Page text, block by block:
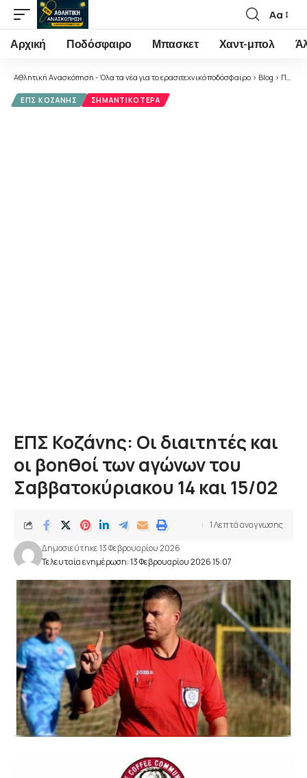
Font
Resizer
Αα
Αρχική Ποδόσφαιρο Μπασκετ Χαντ-μπολ
Αθλητική Ανασκόπηση - Όλα τα νέα για το ερασιτεχνικό ποδόσφαιρο > Blog > Ποδόσφαιρο
ΕΠΣ ΚΟΖΆΝΗΣ ΣΗΜΑΝΤΙΚΌΤΕΡΑ
ΕΠΣ Κοζάνης: Οι διαιτητές και
οι βοηθοί των αγώνων του
Σαββατοκύριακου 14 και 15/02
Τελευταία ενημέρωση: 13 Φεβρουαρίου 2026 15:07
Δημοσιεύτηκε 13 Φεβρουαρίου 2026
1 Λεπτά αναγνωσης